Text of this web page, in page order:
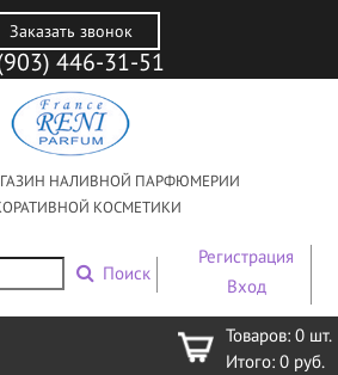
Заказать звонок
446-31-51
НАЛИВНОЙ ПАРФЮМЕРИИ
КОСМЕТИКИ
Поиск
Регистрация
Вход
Товаров: 0 шт.
Итого: 0 руб.